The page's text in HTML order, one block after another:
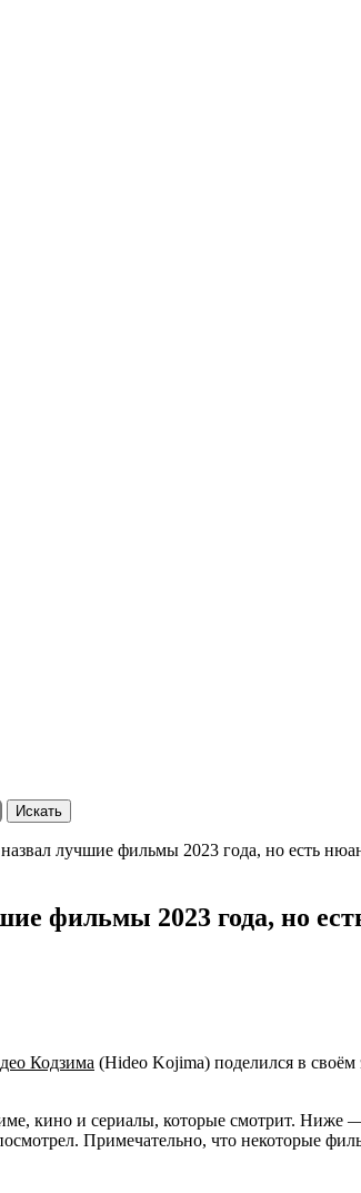
Искать
лучшие фильмы 2023 года, но есть
фильмы 2023 года, но
Кодзима (Hideo Kojima) поделился в своём
кино и сериалы, которые смотрит. Ниже
Примечательно, что некоторые